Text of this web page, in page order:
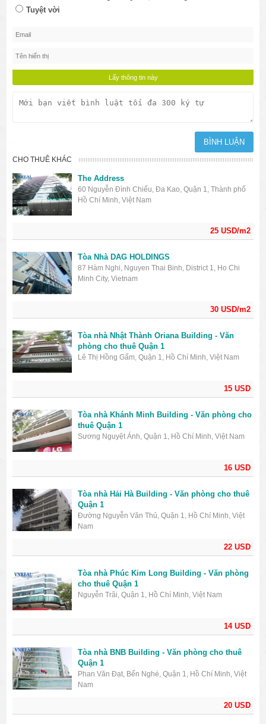
Tuyệt vời
CHO THUÊ KHÁC
25 USD/m2
The Address
60 Nguyễn Đình Chiểu, Đa Kao, Quận 1, Thành phố
Hồ Chí Minh, Việt Nam
30 USD/m2
Tòa Nhà DAG HOLDINGS
87 Hàm Nghi, Nguyen Thai Binh, District 1, Ho Chi
Minh City, Vietnam
15 USD
Tòa nhà Nhật Thành Oriana Building - Văn
phòng cho thuê Quận 1
Lê Thị Hồng Gấm, Quận 1, Hồ Chí Minh, Việt Nam
16 USD
Tòa nhà Khánh Minh Building - Văn phòng cho
thuê Quận 1
Sương Nguyệt Ánh, Quận 1, Hồ Chí Minh, Việt Nam
22 USD
Tòa nhà Hải Hà Building - Văn phòng cho thuê
Quận 1
Đường Nguyễn Văn Thủ, Quận 1, Hồ Chí Minh, Việt
Nam
14 USD
Tòa nhà Phúc Kim Long Building - Văn phòng
cho thuê Quận 1
Nguyễn Trãi, Quận 1, Hồ Chí Minh, Việt Nam
20 USD
Tòa nhà BNB Building - Văn phòng cho thuê
Quận 1
Phan Văn Đạt, Bến Nghé, Quận 1, Hồ Chí Minh, Việt
Nam